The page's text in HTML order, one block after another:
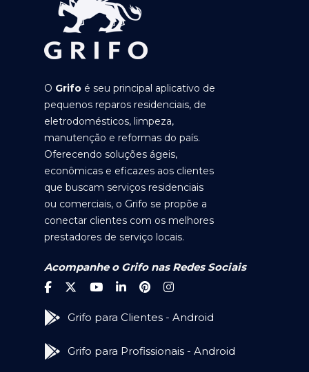
O Grifo é seu principal aplicativo de
pequenos reparos residenciais, de
eletrodomésticos, limpeza,
manutenção e reformas do país.
Oferecendo soluções ágeis,
econômicas e eficazes aos clientes
que buscam serviços residenciais
ou comerciais, o Grifo se propõe a
conectar clientes com os melhores
prestadores de serviço locais.
Acompanhe o Grifo nas Redes Sociais
Grifo para Clientes - Android
Grifo para Profissionais - Android